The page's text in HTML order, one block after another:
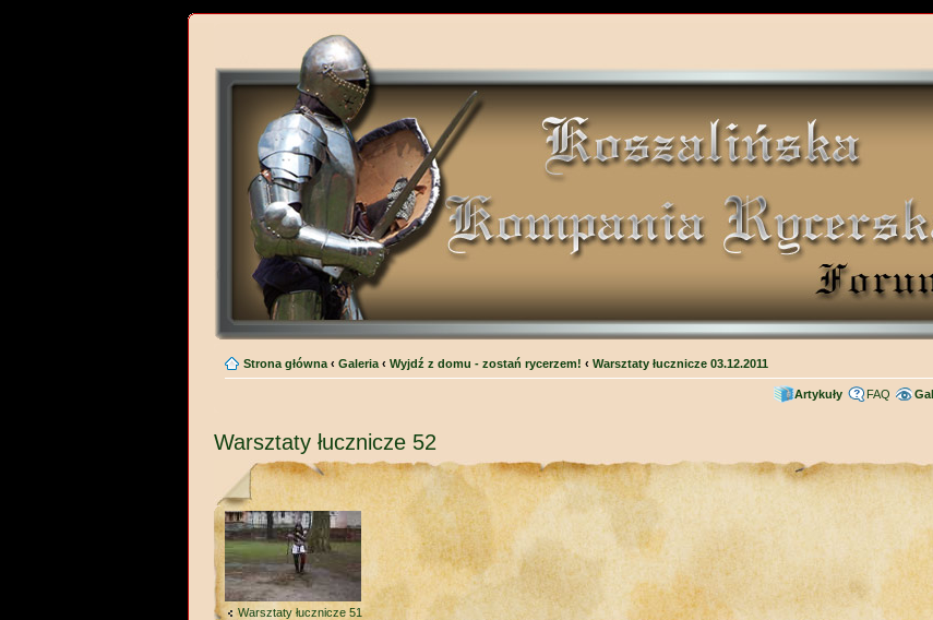
Strona główna ‹ Galeria ‹ Wyjdź z domu - zostań rycerzem! ‹ Warsztaty łucznicze 03.12.2011
Artykuły FAQ
Warsztaty łucznicze 52
Warsztaty łucznicze 51